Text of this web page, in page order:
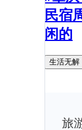
民宿
闲的
生活无解
旅